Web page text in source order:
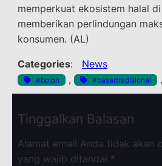
memperkuat ekosistem halal
memberikan perlindungan
konsumen. (AL)
Categories: News
#bpjph , #pasartradisional ,
Tinggalkan Balasan
Alamat email Anda tidak akan
yang wajib ditandai *